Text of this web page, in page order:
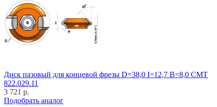
Диск пазовый для концевой фрезы D=38,0 I=12,7 B=8,0 CMT
822.029.11
3 721 р.
Подобрать аналог